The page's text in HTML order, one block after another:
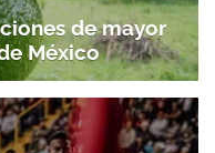
de mayor
México